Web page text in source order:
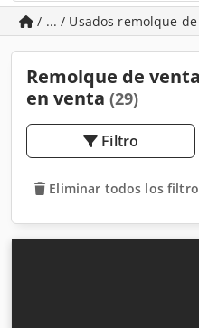
/ ... / Usados remolque
Remolque de
en venta (29)
Filtro
Eliminar todos los